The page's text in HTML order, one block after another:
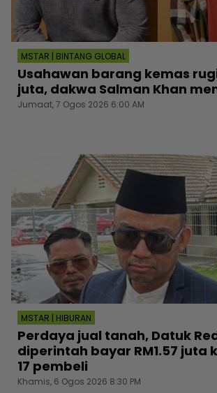
MSTAR | BINTANG GLOBAL
Usahawan barang kemas rugi
juta, dakwa Salman Khan
Jumaat, 7 Ogos 2026 6:00 AM
MSTAR | HIBURAN
Perdaya jual tanah, Datuk
diperintah bayar RM1.57 juta
17 pembeli
Khamis, 6 Ogos 2026 8:30 PM